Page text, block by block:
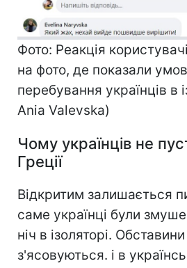
Фото: Реакція
на фото, де показали
перебування українців в
Ania Valevska)
Чому українців не
Греції
Відкритим залишається
саме українці були
ніч в ізоляторі.
з'ясовуються. і в